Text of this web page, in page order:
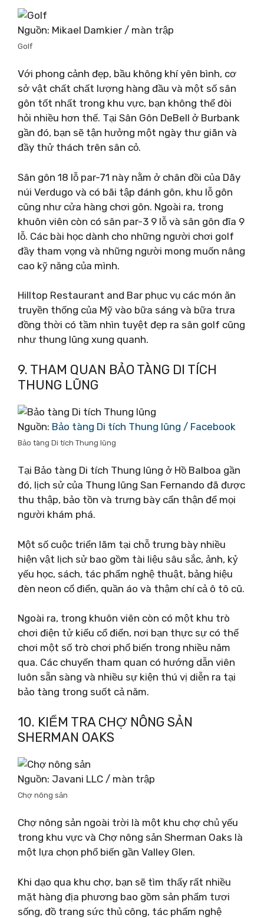
Nguồn: Mikael Damkier / màn trập
Golf
Với phong cảnh đẹp, bầu không khí yên bình, cơ
sở vật chất chất lượng hàng đầu và một số sân
gôn tốt nhất trong khu vực, bạn không thể đòi
hỏi nhiều hơn thế. Tại Sân Gôn DeBell ở Burbank
gần đó, bạn sẽ tận hưởng một ngày thư giãn và
đầy thử thách trên sân cỏ.
Sân gôn 18 lỗ par-71 này nằm ở chân đồi của Dãy
núi Verdugo và có bãi tập đánh gôn, khu lỗ gôn
cũng như cửa hàng chơi gôn. Ngoài ra, trong
khuôn viên còn có sân par-3 9 lỗ và sân gôn đĩa 9
lỗ. Các bài học dành cho những người chơi golf
đầy tham vọng và những người mong muốn nâng
cao kỹ năng của mình.
Hilltop Restaurant and Bar phục vụ các món ăn
truyền thống của Mỹ vào bữa sáng và bữa trưa
đồng thời có tầm nhìn tuyệt đẹp ra sân golf cũng
như thung lũng xung quanh.
9. THAM QUAN BẢO TÀNG DI TÍCH
THUNG LŨNG
Nguồn: Bảo tàng Di tích Thung lũng / Facebook
Bảo tàng Di tích Thung lũng
Tại Bảo tàng Di tích Thung lũng ở Hồ Balboa gần
đó, lịch sử của Thung lũng San Fernando đã được
thu thập, bảo tồn và trưng bày cẩn thận để mọi
người khám phá.
Một số cuộc triển lãm tại chỗ trưng bày nhiều
hiện vật lịch sử bao gồm tài liệu sâu sắc, ảnh, kỷ
yếu học, sách, tác phẩm nghệ thuật, bảng hiệu
đèn neon cổ điển, quần áo và thậm chí cả ô tô cũ.
Ngoài ra, trong khuôn viên còn có một khu trò
chơi điện tử kiểu cổ điển, nơi bạn thực sự có thể
chơi một số trò chơi phổ biến trong nhiều năm
qua. Các chuyến tham quan có hướng dẫn viên
luôn sẵn sàng và nhiều sự kiện thú vị diễn ra tại
bảo tàng trong suốt cả năm.
10. KIỂM TRA CHỢ NÔNG SẢN
SHERMAN OAKS
Nguồn: Javani LLC / màn trập
Chợ nông sản
Chợ nông sản ngoài trời là một khu chợ chủ yếu
trong khu vực và Chợ nông sản Sherman Oaks là
một lựa chọn phổ biến gần Valley Glen.
Khi dạo qua khu chợ, bạn sẽ tìm thấy rất nhiều
mặt hàng địa phương bao gồm sản phẩm tươi
sống, đồ trang sức thủ công, tác phẩm nghệ